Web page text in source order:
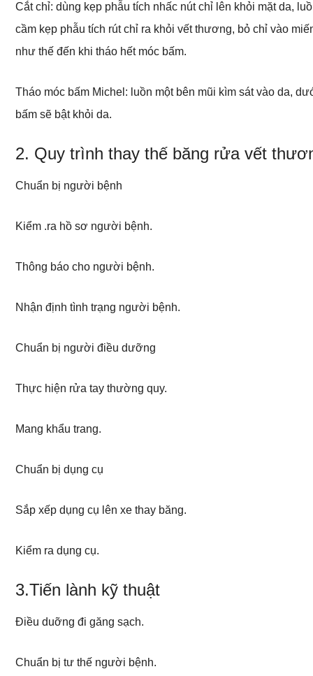
Cắt chỉ: dùng kẹp phẫu tích nhấc nút chỉ lên khỏi mặt da,
cầm kẹp phẫu tích rút chỉ ra khỏi vết thương, bỏ chỉ vào
như thế đến khi tháo hết móc bấm.
Tháo móc bấm Michel: luồn một bên mũi kìm sát vào da,
bấm sẽ bật khỏi da.
2. Quy trình thay thế băng rửa vết
Chuẩn bị người bệnh
Kiểm .ra hồ sơ người bệnh.
Thông báo cho người bệnh.
Nhận định tình trạng người bệnh.
Chuẩn bị người điều dưỡng
Thực hiện rửa tay thường quy.
Mang khẩu trang.
Chuẩn bị dụng cụ
Sắp xếp dụng cụ lên xe thay băng.
Kiểm ra dụng cụ.
3.Tiến lành kỹ thuật
Điều duỡng đi găng sạch.
Chuẩn bị tư thế người bệnh.